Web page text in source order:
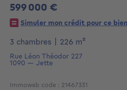
599 000 €
599000€
Simuler mon crédit pour ce bien
3 chambres
226 m²
Rue Léon Théodor 227
1090 — Jette
Immoweb code : 21467331